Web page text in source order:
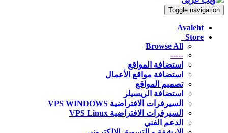
Toggle navigation
Avaleht
Store
Browse All
-----
استضافة المواقع
استضافة مواقع الأعمال
تصميم المواقع
استضافة الريسيلر
السيرفرات الافتراضية VPS WINDOWS
السيرفرات الافتراضية VPS Linux
الدعم الفني